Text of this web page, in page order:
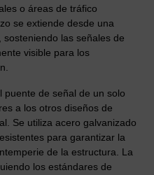
o áreas de tráfico
se extiende desde una
las señales de
visible para los
puente de señal de un solo
a los otros diseños de
Se utiliza acero galvanizado
para garantizar la
de la estructura. La
los estándares de